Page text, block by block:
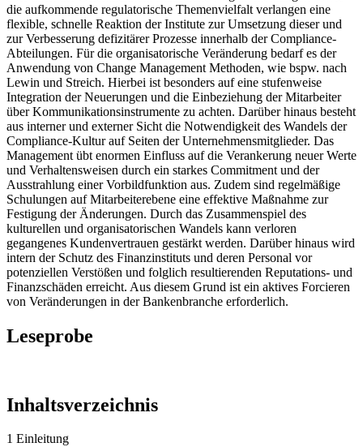
die aufkommende regulatorische Themenvielfalt verlangen eine
flexible, schnelle Reaktion der Institute zur Umsetzung dieser und
zur Verbesserung defizitärer Prozesse innerhalb der Compliance-
Abteilungen. Für die organisatorische Veränderung bedarf es der
Anwendung von Change Management Methoden, wie bspw. nach
Lewin und Streich. Hierbei ist besonders auf eine stufenweise
Integration der Neuerungen und die Einbeziehung der Mitarbeiter
über Kommunikationsinstrumente zu achten. Darüber hinaus besteht
aus interner und externer Sicht die Notwendigkeit des Wandels der
Compliance-Kultur auf Seiten der Unternehmensmitglieder. Das
Management übt enormen Einfluss auf die Verankerung neuer Werte
und Verhaltensweisen durch ein starkes Commitment und der
Ausstrahlung einer Vorbildfunktion aus. Zudem sind regelmäßige
Schulungen auf Mitarbeiterebene eine effektive Maßnahme zur
Festigung der Änderungen. Durch das Zusammenspiel des
kulturellen und organisatorischen Wandels kann verloren
gegangenes Kundenvertrauen gestärkt werden. Darüber hinaus wird
intern der Schutz des Finanzinstituts und deren Personal vor
potenziellen Verstößen und folglich resultierenden Reputations- und
Finanzschäden erreicht. Aus diesem Grund ist ein aktives Forcieren
von Veränderungen in der Bankenbranche erforderlich.
Leseprobe
Inhaltsverzeichnis
1 Einleitung